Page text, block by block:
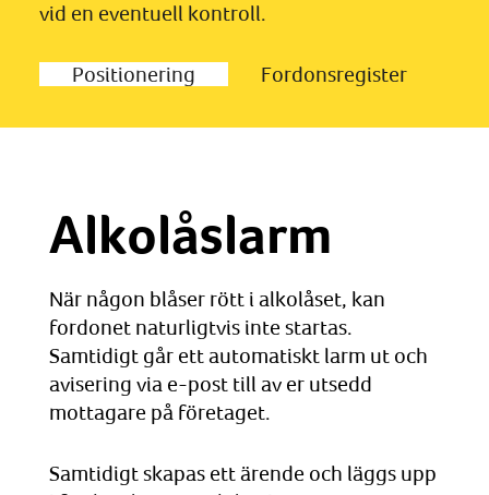
vid en eventuell kontroll.
Positionering Fordonsregister
Alkolåslarm
När någon blåser rött i alkolåset, kan
fordonet naturligtvis inte startas.
Samtidigt går ett automatiskt larm ut och
avisering via e-post till av er utsedd
mottagare på företaget.
Samtidigt skapas ett ärende och läggs upp